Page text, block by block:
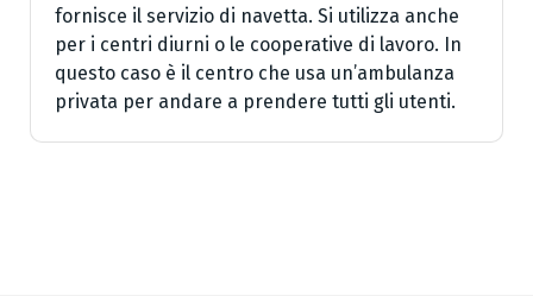
fornisce il servizio di navetta. Si utilizza anche
per i centri diurni o le cooperative di lavoro. In
questo caso è il centro che usa un’ambulanza
privata per andare a prendere tutti gli utenti.